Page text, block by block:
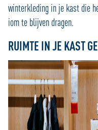
winterkleding in je kast die
iom te blijven dragen.
RUIMTE IN JE KAST